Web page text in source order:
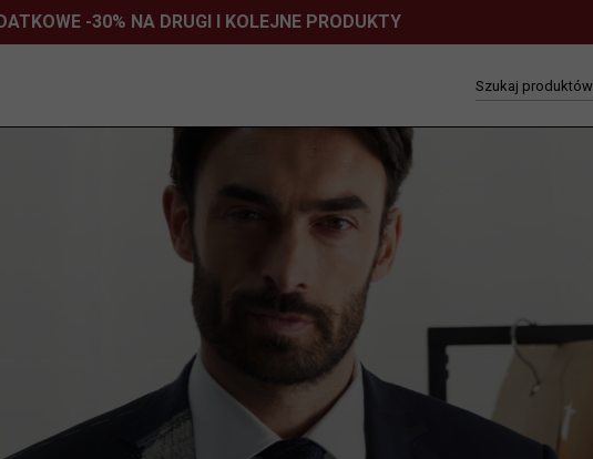
T-SHIRTY: -50% NA DRUGI I KAŻDY KOLEJNY PRODUKT
Szukaj